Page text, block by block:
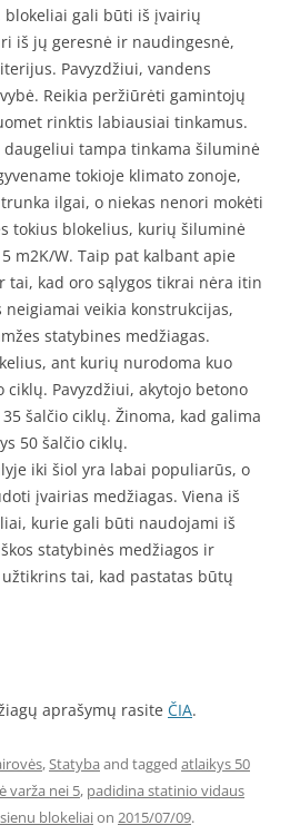
blokeliai gali būti iš įvairių
iš jų geresnė ir naudingesnė,
Pavyzdžiui, vandens
Reikia peržiūrėti gamintojų
rinktis labiausiai tinkamus.
tampa tinkama šiluminė
tokioje klimato zonoje,
ilgai, o niekas nenori mokėti
tokius blokelius, kurių šiluminė
m2K/W. Taip pat kalbant apie
tai, kad oro sąlygos tikrai nėra itin
neigiamai veikia konstrukcijas,
statybines medžiagas.
ant kurių nurodoma kuo
Pavyzdžiui, akytojo betono
šalčio ciklų. Žinoma, kad galima
50 šalčio ciklų.
iki šiol yra labai populiarūs, o
įvairias medžiagas. Viena iš
kurie gali būti naudojami iš
statybinės medžiagos ir
tai, kad pastatas būtų
aprašymų rasite ČIA.
,Statyba and tagged atlaikys 50
varža nei 5, padidina statinio vidaus
sienu blokeliaion 2015/07/09.